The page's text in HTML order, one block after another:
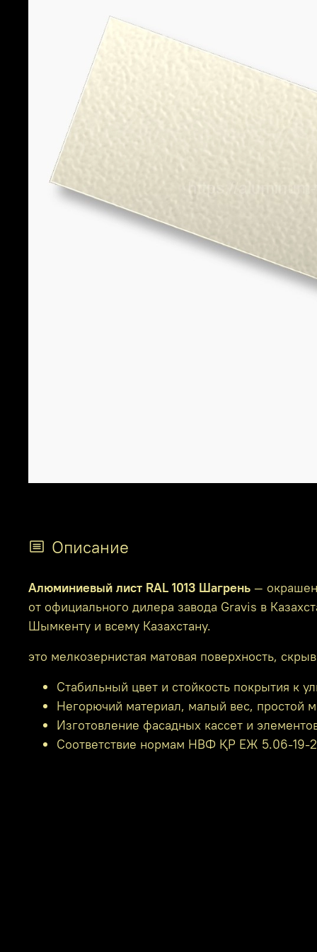
Описание
Алюминиевый лист RAL 1013 Шагрень —
от официального дилера завода Gravis в
Шымкенту и всему Казахстану.
это мелкозернистая матовая поверхность,
Стабильный цвет и стойкость покрытия к
Негорючий материал, малый вес, простой
Изготовление фасадных кассет и
Соответствие нормам НВФ ҚР ЕЖ 5.06-19-